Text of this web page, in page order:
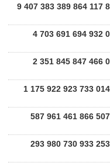
9 407 383 389 864 117
4 703 691 694 932
2 351 845 847 466
1 175 922 923 733
587 961 461 866
293 980 730 933